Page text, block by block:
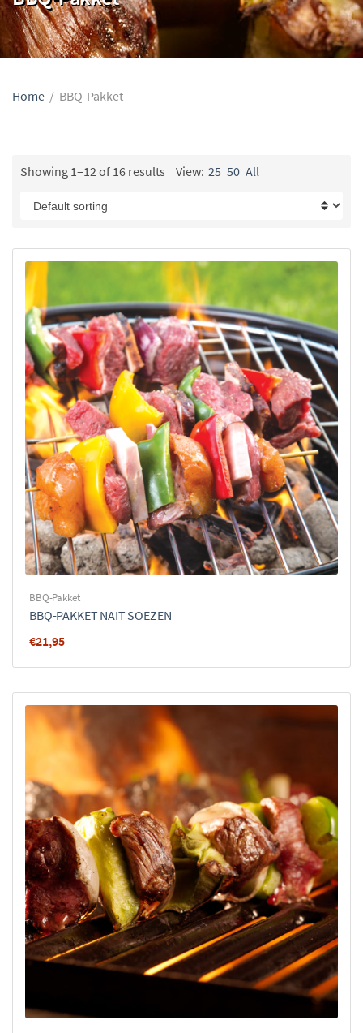
Home / BBQ-Pakket
Showing 1–12 of 16 results View: 25 50 All
BBQ-Pakket
BBQ-PAKKET NAIT SOEZEN
€21,95